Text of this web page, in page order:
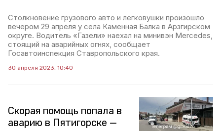
Столкновение грузового авто и легковушки произошло
вечером 29 апреля у села Каменная Балка в Арзгирском
округе. Водитель «Газели» наехал на минивэн Mercedes,
стоящий на аварийных огнях, сообщает
Госавтоинспекция Ставропольского края.
30 апреля 2023, 10:40
Скорая помощь попала в
аварию в Пятигорске —